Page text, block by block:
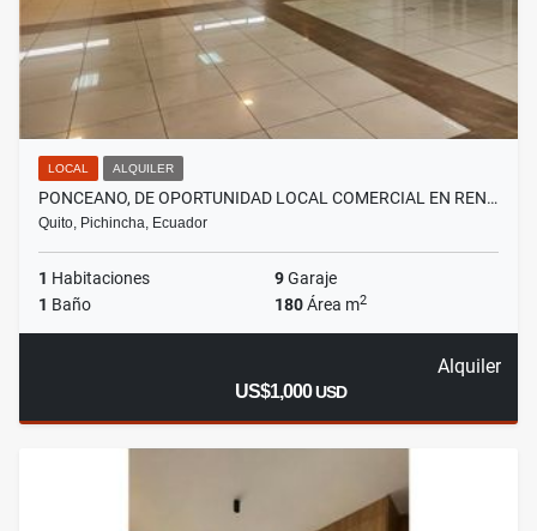
LOCAL ALQUILER
PONCEANO, DE OPORTUNIDAD LOCAL COMERCIAL EN REN…
Quito, Pichincha, Ecuador
1 Habitaciones 9Garaje
1 Baño 180Área m2
Alquiler
US$1,000USD